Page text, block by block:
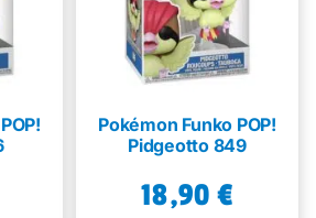
Pokémon Funko POP!
Pidgeotto 849
18,90 €